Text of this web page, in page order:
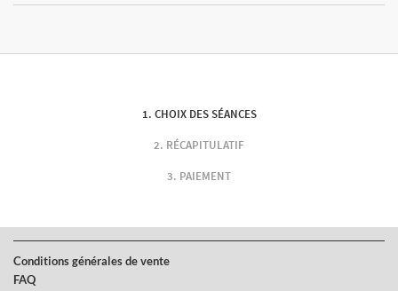
CHOIX DES SÉANCES
RÉCAPITULATIF
PAIEMENT
Conditions générales de vente
FAQ